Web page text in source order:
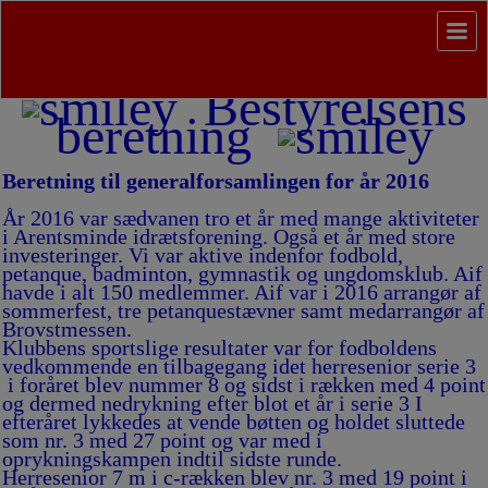
Bestyrelsens
beretning
Beretning til generalforsamlingen for år 2016
År 2016 var sædvanen tro et år med mange aktiviteter
i Arentsminde idrætsforening. Også et år med store
investeringer. Vi var aktive indenfor fodbold,
petanque, badminton, gymnastik og ungdomsklub. Aif
havde i alt 150 medlemmer. Aif var i 2016 arrangør af
sommerfest, tre petanquestævner samt medarrangør af
Brovstmessen.
Klubbens sportslige resultater var for fodboldens
vedkommende en tilbagegang idet herresenior serie 3
i foråret blev nummer 8 og sidst i rækken med 4 point
og dermed nedrykning efter blot et år i serie 3 I
efteråret lykkedes at vende bøtten og holdet sluttede
som nr. 3 med 27 point og var med i
oprykningskampen indtil sidste runde.
Herresenior 7 m i c-rækken blev nr. 3 med 19 point i